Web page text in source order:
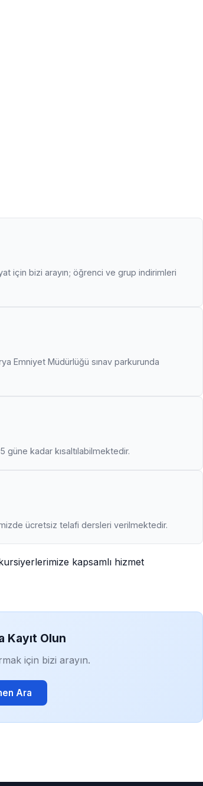
için bizi arayın; öğrenci ve grup indirimleri
Emniyet Müdürlüğü sınav parkurunda
kadar kısaltılabilmektedir.
ücretsiz telafi dersleri verilmektedir.
kapsamlı hizmet
Kayıt Olun
için bizi arayın.
Ara